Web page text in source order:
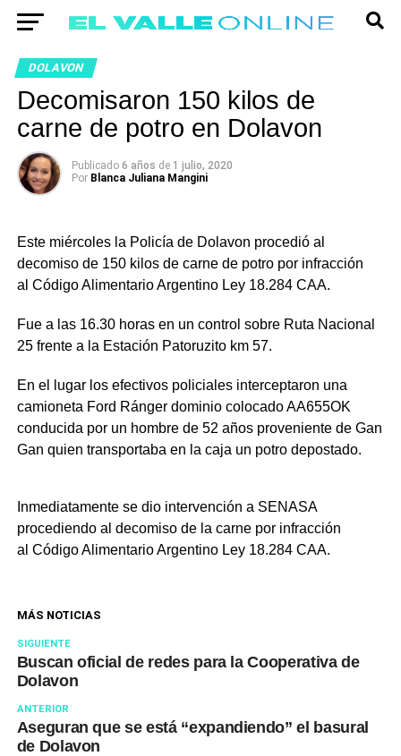
DOLAVON
Decomisaron 150 kilos de
carne de potro en Dolavon
Publicado 6 años de 1 julio, 2020
Por Blanca Juliana Mangini
Este miércoles la Policía de Dolavon procedió al
decomiso de 150 kilos de carne de potro por infracción
al Código Alimentario Argentino Ley 18.284 CAA.
Fue a las 16.30 horas en un control sobre Ruta Nacional
25 frente a la Estación Patoruzito km 57.
En el lugar los efectivos policiales interceptaron una
camioneta Ford Ránger dominio colocado AA655OK
conducida por un hombre de 52 años proveniente de Gan
Gan quien transportaba en la caja un potro depostado.
Inmediatamente se dio intervención a SENASA
procediendo al decomiso de la carne por infracción
al Código Alimentario Argentino Ley 18.284 CAA.
MÁS NOTICIAS
SIGUIENTE
Buscan oficial de redes para la Cooperativa de
Dolavon
ANTERIOR
Aseguran que se está “expandiendo” el basural
de Dolavon